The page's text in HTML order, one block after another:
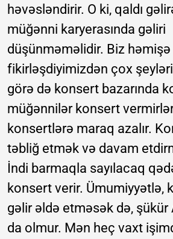
həvəsləndirir. O ki, qaldı
müğənni karyerasında gəliri
düşünməməlidir. Biz həmişə
fikirləşdiyimizdən çox
görə də konsert bazarında
müğənnilər konsert
konsertlərə maraq azalır.
təbliğ etmək və davam
İndi barmaqla sayılacaq
konsert verir. Ümumiyyətlə,
gəlir əldə etməsək də, şükür
da olmur. Mən heç vaxt